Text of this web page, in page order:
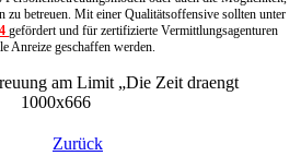
zu betreuen. Mit einer Qualitätsoffensive sollten unter
gefördert und für zertifizierte Vermittlungsagenturen
Anreize geschaffen werden.
Zurück